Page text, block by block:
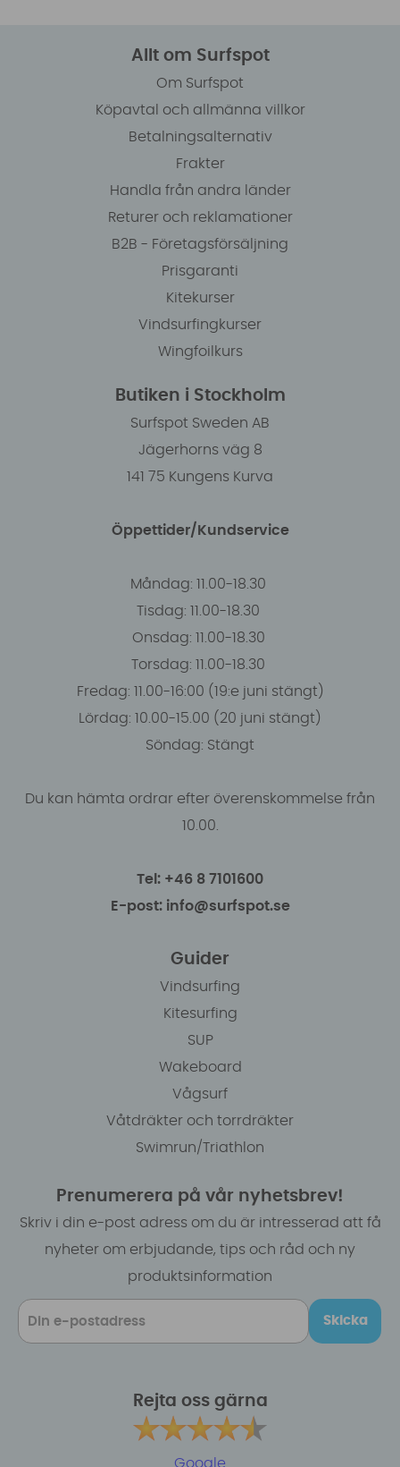
Allt om Surfspot
Om Surfspot
Köpavtal och allmänna villkor
Betalningsalternativ
Frakter
Handla från andra länder
Returer och reklamationer
B2B - Företagsförsäljning
Prisgaranti
Kitekurser
Vindsurfingkurser
Wingfoilkurs
Butiken i Stockholm
Surfspot Sweden AB
Jägerhorns väg 8
141 75 Kungens Kurva
Öppettider/Kundservice
Måndag: 11.00-18.30
Tisdag: 11.00-18.30
Onsdag: 11.00-18.30
Torsdag: 11.00-18.30
Fredag: 11.00-16:00 (19:e juni stängt)
Lördag: 10.00-15.00 (20 juni stängt)
Söndag: Stängt
Du kan hämta ordrar efter överenskommelse från
10.00.
Tel: +46 8 7101600
E-post: info@surfspot.se
Guider
Vindsurfing
Kitesurfing
SUP
Wakeboard
Vågsurf
Våtdräkter och torrdräkter
Swimrun/Triathlon
Prenumerera på vår nyhetsbrev!
Skriv i din e-post adress om du är intresserad att få
nyheter om erbjudande, tips och råd och ny
produktsinformation
Skicka
Rejta oss gärna
Google